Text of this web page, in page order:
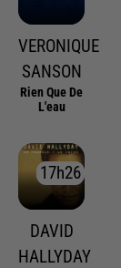
VERONIQUE
SANSON
Rien Que De
L'eau
17h26
17h26
DAVID
HALLYDAY